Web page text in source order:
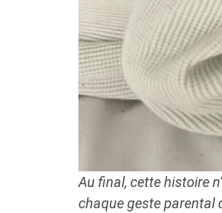
Au final, cette histoire
chaque geste parental